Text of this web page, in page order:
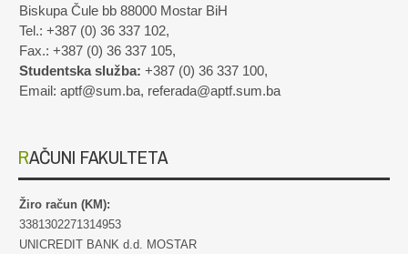
Biskupa Čule bb 88000 Mostar BiH
Tel.: +387 (0) 36 337 102,
Fax.: +387 (0) 36 337 105,
Studentska služba: +387 (0) 36 337 100,
Email: aptf@sum.ba, referada@aptf.sum.ba
RAČUNI FAKULTETA
Žiro račun (KM):
3381302271314953
UNICREDIT BANK d.d. MOSTAR